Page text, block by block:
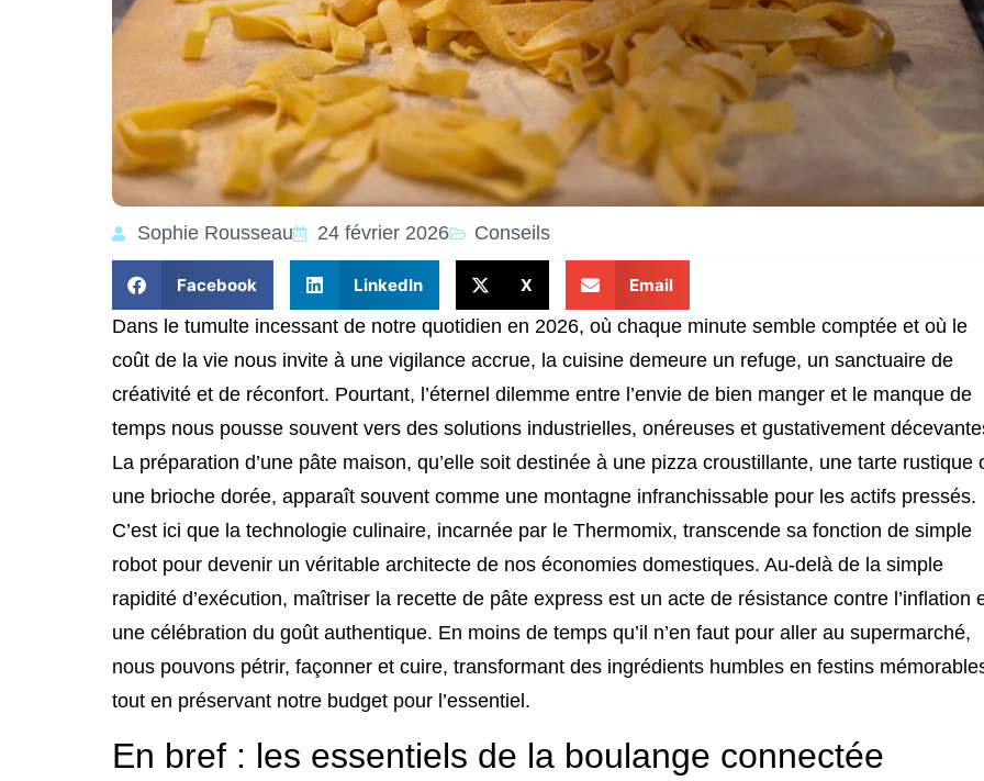
Sophie Rousseau 24 février 2026 Conseils
Facebook LinkedIn X Email
Dans le tumulte incessant de notre quotidien en 2026, où chaque minute semble comptée et où le
coût de la vie nous invite à une vigilance accrue, la cuisine demeure un refuge, un sanctuaire de
créativité et de réconfort. Pourtant, l’éternel dilemme entre l’envie de bien manger et le manque de
temps nous pousse souvent vers des solutions industrielles, onéreuses et gustativement
La préparation d’une pâte maison, qu’elle soit destinée à une pizza croustillante, une tarte rustique
une brioche dorée, apparaît souvent comme une montagne infranchissable pour les actifs pressés.
C’est ici que la technologie culinaire, incarnée par le Thermomix, transcende sa fonction de simple
robot pour devenir un véritable architecte de nos économies domestiques. Au-delà de la simple
rapidité d’exécution, maîtriser la recette de pâte express est un acte de résistance contre l’inflation
une célébration du goût authentique. En moins de temps qu’il n’en faut pour aller au supermarché,
nous pouvons pétrir, façonner et cuire, transformant des ingrédients humbles en festins
tout en préservant notre budget pour l’essentiel.
En bref : les essentiels de la boulange connectée